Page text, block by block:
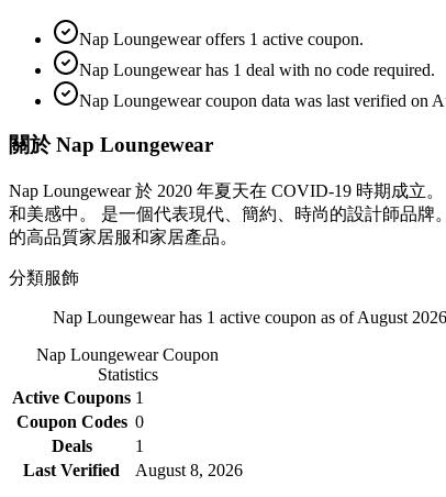
Nap Loungewear offers 1 active coupon.
Nap Loungewear has 1 deal with no code required.
Nap Loungewear coupon data was last verified on
關於 Nap Loungewear
Nap Loungewear 於 2020 年夏天在 COVID-19 時期成
和美感中。 是一個代表現代、簡約、時尚的設計師品牌
的高品質家居服和家居產品。
分類服飾
Nap Loungewear has 1 active coupon as of August
Nap LoungewearCoupon
Statistics
Active Coupons 1
Coupon Codes 0
Deals
1
Last Verified
August 8, 2026